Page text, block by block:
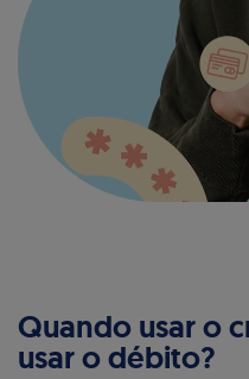
Quando usar o
usar o débito?